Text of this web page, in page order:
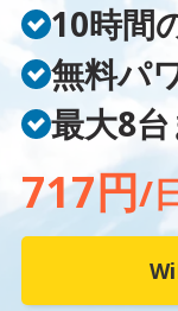
10時間
無料パ
最大8
717円/